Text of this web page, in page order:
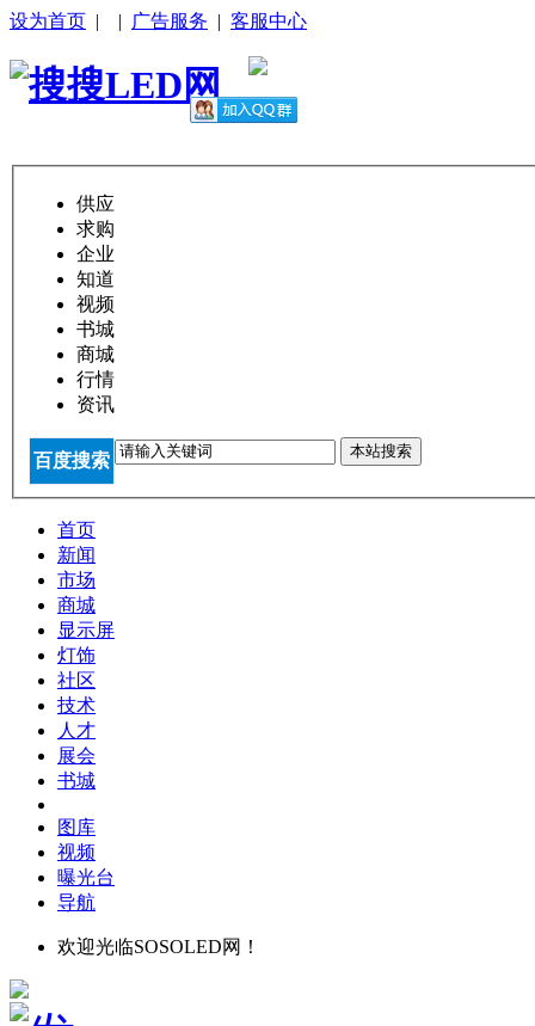
设为首页 | | 广告服务 | 客服中心
供应
求购
企业
知道
视频
书城
商城
行情
资讯
百度搜索 本站搜索
首页
新闻
市场
商城
显示屏
灯饰
社区
技术
人才
展会
书城
图库
视频
曝光台
导航
欢迎光临SOSOLED网！